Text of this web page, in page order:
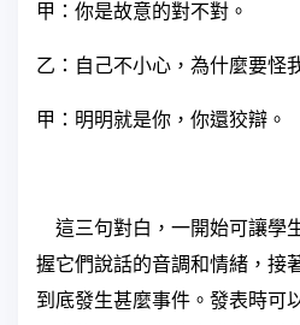
甲：你是故意的對不對。
乙：自己不小心，為什麼要怪
甲：明明就是你，你還狡辯。
這三句對白，一開始可讓學
握它們說話的音調和情緒，接
到底發生甚麼事件。發表時可